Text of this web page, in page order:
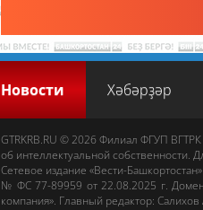
Новости Хәбәрҙәр
GTRKRB.RU © 2026 Филиал ФГУП ВГТРК
об интеллектуальной собственности.
Сетевое издание «Вести-Башкортостан»
№ ФС 77-89959 от 22.08.2025 г.
компания». Главный редактор: Салихов